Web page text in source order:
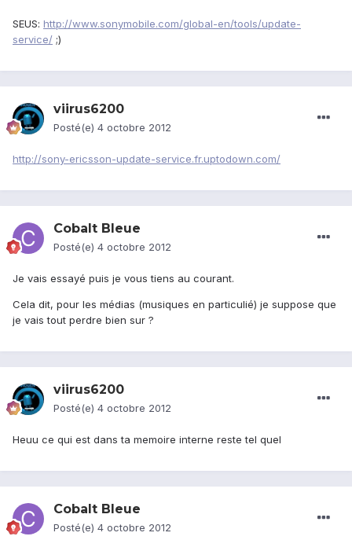
SEUS: http://www.sonymobile.com/global-en/tools/update-
service/ ;)
viirus6200
Posté(e) 4 octobre 2012
http://sony-ericsson-update-service.fr.uptodown.com/
Cobalt Bleue
Posté(e) 4 octobre 2012
Je vais essayé puis je vous tiens au courant.
Cela dit, pour les médias (musiques en particulié) je suppose que
je vais tout perdre bien sur ?
viirus6200
Posté(e) 4 octobre 2012
Heuu ce qui est dans ta memoire interne reste tel quel
Cobalt Bleue
Posté(e) 4 octobre 2012